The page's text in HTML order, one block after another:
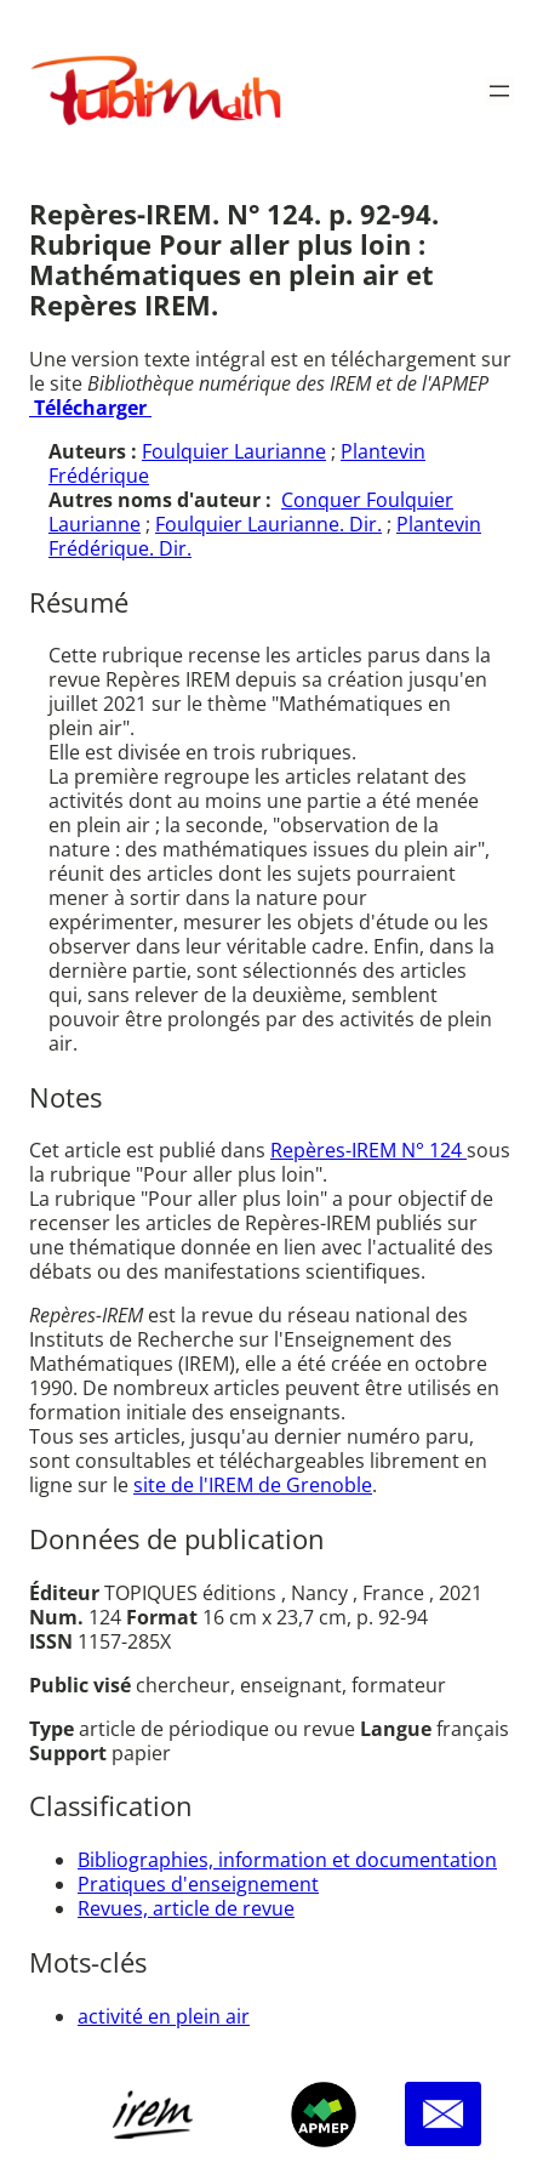
contenu
Publimath
Repères-IREM. N° 124. p. 92-94.
Rubrique Pour aller plus loin :
Mathématiques en plein air et
Repères IREM.
Une version texte intégral est en téléchargement sur
le siteBibliothèque numérique des IREM et de l'APMEP
Télécharger
Auteurs : Foulquier Laurianne ; Plantevin
Frédérique
Autres noms d'auteur : Conquer Foulquier
Laurianne ; Foulquier Laurianne. Dir. ; Plantevin
Frédérique. Dir.
Résumé
Cette rubrique recense les articles parus dans la
revue Repères IREM depuis sa création jusqu'en
juillet 2021 sur le thème "Mathématiques en
plein air".
Elle est divisée en trois rubriques.
La première regroupe les articles relatant des
activités dont au moins une partie a été menée
en plein air ; la seconde, "observation de la
nature : des mathématiques issues du plein air",
réunit des articles dont les sujets pourraient
mener à sortir dans la nature pour
expérimenter, mesurer les objets d'étude ou les
observer dans leur véritable cadre. Enfin, dans la
dernière partie, sont sélectionnés des articles
qui, sans relever de la deuxième, semblent
pouvoir être prolongés par des activités de plein
air.
Notes
Cet article est publié dans Repères-IREM N° 124sous
la rubrique "Pour aller plus loin".
La rubrique "Pour aller plus loin" a pour objectif de
recenser les articles de Repères-IREM publiés sur
une thématique donnée en lien avec l'actualité des
débats ou des manifestations scientifiques.
Repères-IREMest la revue du réseau national des
Instituts de Recherche sur l'Enseignement des
Mathématiques (IREM), elle a été créée en octobre
1990. De nombreux articles peuvent être utilisés en
formation initiale des enseignants.
Tous ses articles, jusqu'au dernier numéro paru,
sont consultables et téléchargeables librement en
ligne sur lesite de l'IREM de Grenoble.
Données de publication
ÉditeurTOPIQUES éditions , Nancy , France , 2021
Num. 124 Format 16 cm x 23,7 cm, p. 92-94
ISSN 1157-285X
Public visé chercheur, enseignant, formateur
Typearticle de périodique ou revue Languefrançais
Support papier
Classification
Bibliographies, information et documentation
Pratiques d'enseignement
Revues, article de revue
Mots-clés
activité en plein air